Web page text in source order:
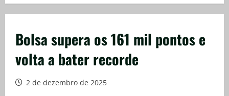
Bolsa supera os 161 mil pontos e
volta a bater recorde
2 de dezembro de 2025